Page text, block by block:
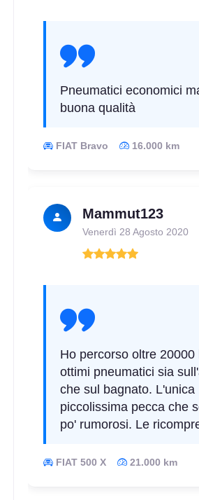
Pneumatici economici
buona qualità
FIAT Bravo 16.000 km
Mammut123
Venerdì 28 Agosto 2020
Ho percorso oltre 20000
ottimi pneumatici sia
che sul bagnato. L'unica
piccolissima pecca che
po' rumorosi. Le
FIAT 500 X 21.000 km